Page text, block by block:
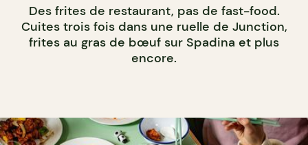
Des frites de restaurant, pas de fast-food.
Cuites trois fois dans une ruelle de Junction,
frites au gras de bœuf sur Spadina et plus
encore.